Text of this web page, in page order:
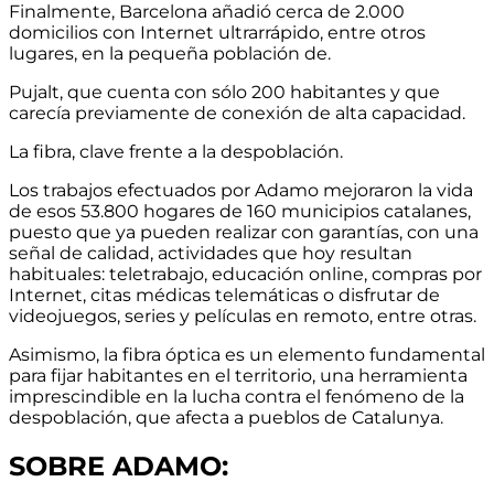
Finalmente, Barcelona añadió cerca de 2.000
domicilios con Internet ultrarrápido, entre otros
lugares, en la pequeña población de.
Pujalt, que cuenta con sólo 200 habitantes y que
carecía previamente de conexión de alta capacidad.
La fibra, clave frente a la despoblación.
Los trabajos efectuados por Adamo mejoraron la vida
de esos 53.800 hogares de 160 municipios catalanes,
puesto que ya pueden realizar con garantías, con una
señal de calidad, actividades que hoy resultan
habituales: teletrabajo, educación online, compras por
Internet, citas médicas telemáticas o disfrutar de
videojuegos, series y películas en remoto, entre otras.
Asimismo, la fibra óptica es un elemento fundamental
para fijar habitantes en el territorio, una herramienta
imprescindible en la lucha contra el fenómeno de la
despoblación, que afecta a pueblos de Catalunya.
SOBRE ADAMO: